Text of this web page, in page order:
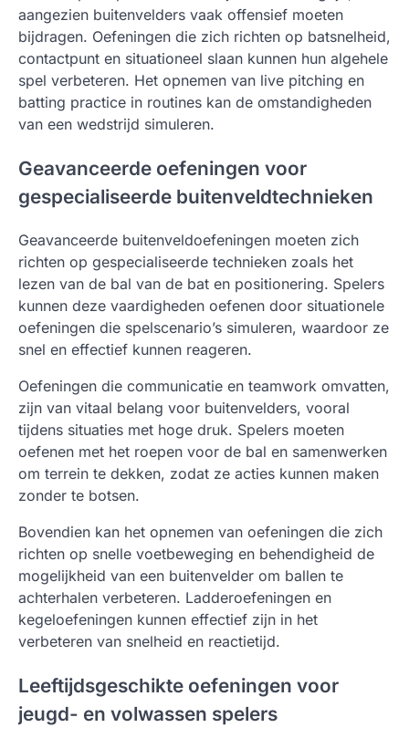
aangezien buitenvelders vaak offensief moeten
bijdragen. Oefeningen die zich richten op batsnelheid,
contactpunt en situationeel slaan kunnen hun algehele
spel verbeteren. Het opnemen van live pitching en
batting practice in routines kan de omstandigheden
van een wedstrijd simuleren.
Geavanceerde oefeningen voor
gespecialiseerde buitenveldtechnieken
Geavanceerde buitenveldoefeningen moeten zich
richten op gespecialiseerde technieken zoals het
lezen van de bal van de bat en positionering. Spelers
kunnen deze vaardigheden oefenen door situationele
oefeningen die spelscenario’s simuleren, waardoor ze
snel en effectief kunnen reageren.
Oefeningen die communicatie en teamwork omvatten,
zijn van vitaal belang voor buitenvelders, vooral
tijdens situaties met hoge druk. Spelers moeten
oefenen met het roepen voor de bal en samenwerken
om terrein te dekken, zodat ze acties kunnen maken
zonder te botsen.
Bovendien kan het opnemen van oefeningen die zich
richten op snelle voetbeweging en behendigheid de
mogelijkheid van een buitenvelder om ballen te
achterhalen verbeteren. Ladderoefeningen en
kegeloefeningen kunnen effectief zijn in het
verbeteren van snelheid en reactietijd.
Leeftijdsgeschikte oefeningen voor
jeugd- en volwassen spelers